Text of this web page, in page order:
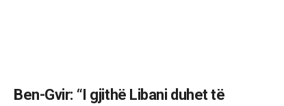
Ben-Gvir: “I gjithë Libani duhet të